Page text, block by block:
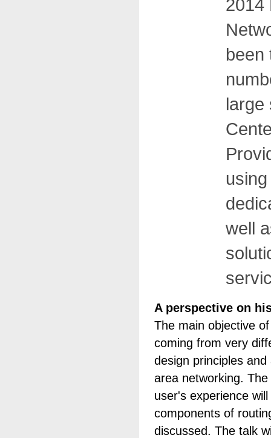
2014
been
large
well
A perspective on
The main objective
coming from very
design principles
area networking.
user's experience
components of
discussed. The talk